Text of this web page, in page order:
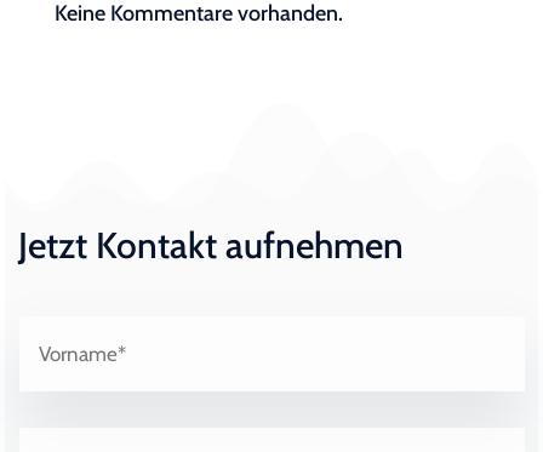
Keine Kommentare vorhanden.
Jetzt Kontakt aufnehmen